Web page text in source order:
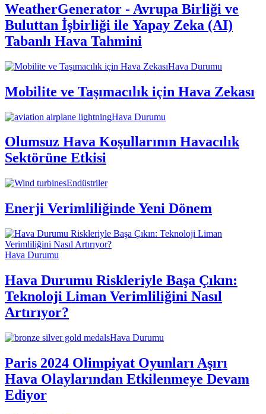
WeatherGenerator - Avrupa Birliği ve
Buluttan İşbirliği ile Yapay Zeka (AI)
Tabanlı Hava Tahmini
Hava Durumu
Mobilite ve Taşımacılık için Hava Zekası
Hava Durumu
Olumsuz Hava Koşullarının Havacılık
Sektörüne Etkisi
Endüstriler
Enerji Verimliliğinde Yeni Dönem
Hava Durumu
Hava Durumu Riskleriyle Başa Çıkın:
Teknoloji Liman Verimliliğini Nasıl
Artırıyor?
Hava Durumu
Paris 2024 Olimpiyat Oyunları Aşırı
Hava Olaylarından Etkilenmeye Devam
Ediyor